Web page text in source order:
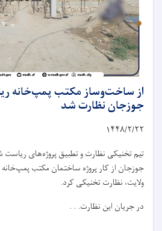
از ساخت‌وساز مکتب پمپ‌خانه
جوزجان نظارت شد
۱۴۴۸/۲/۲۲
تیم تخنیکی نظارت و تطبیق پروژه‌های
جوزجان از کار پروژه ساختمان مکتب
ولایت، نظارت تخنیکی کرد.
در جریان این نظارت. . .